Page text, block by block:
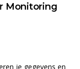
Monitoring
je gegevens en